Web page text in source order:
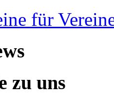
für
zu uns